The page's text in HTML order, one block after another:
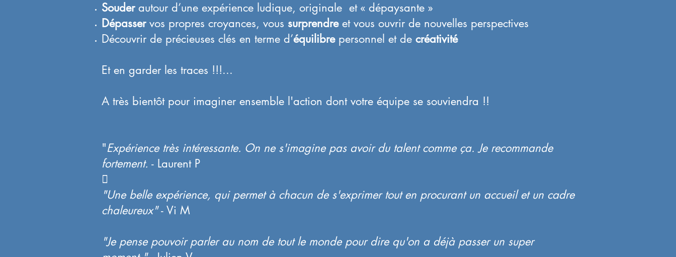
Souder autour d’une expérience ludique, originale et « dépaysante »
Dépasser vos propres croyances, vous surprendre et vous ouvrir de nouvelles perspectives
Découvrir de précieuses clés en terme d’équilibrepersonnel et de créativité
Et en garder les traces !!!...
A très bientôt pour imaginer ensemble l'action dont votre équipe se souviendra !!
"Expérience très intéressante. On ne s'imagine pas avoir du talent comme ça. Je recommande
fortement. - Laurent P

"Une belle expérience, qui permet à chacun de s'exprimer tout en procurant un accueil et un cadre
chaleureux"- Vi M
"Je pense pouvoir parler au nom de tout le monde pour dire qu'on a déjà passer un super